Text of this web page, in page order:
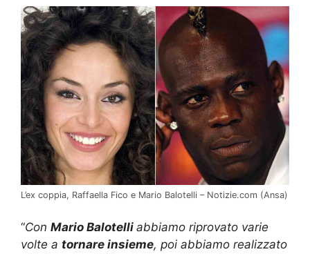
L’ex coppia, Raffaella Fico e Mario Balotelli – Notizie.com (Ansa)
“Con Mario Balotelli abbiamo riprovato varie
volte a tornare insieme, poi abbiamo realizzato